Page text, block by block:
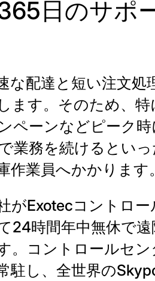
日のサポ
な配達と短い注文処
ます。そのため、特
ペーンなどピーク時
業務を続けるといっ
作業員へかかります。
がExotecコントロー
24時間年中無休で遠
。コントロールセン
駐し、全世界の